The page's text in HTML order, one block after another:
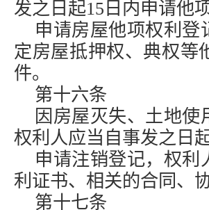
发之日起15日内申请他
申请房屋他项权利登
定房屋抵押权、典权等
件。
第十六条
因房屋灭失、土地
权利人应当自事发之日
申请注销登记，权利
利证书、相关的合同、
第十七条